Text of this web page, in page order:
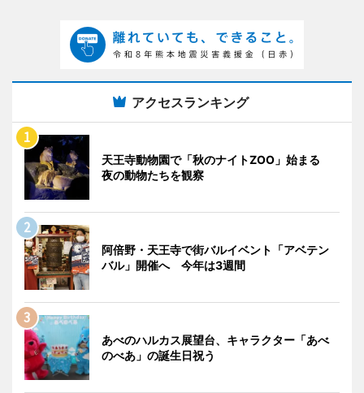
アクセスランキング
天王寺動物園で「秋のナイトZOO」始まる
夜の動物たちを観察
阿倍野・天王寺で街バルイベント「アベテン
バル」開催へ 今年は3週間
あべのハルカス展望台、キャラクター「あべ
のべあ」の誕生日祝う